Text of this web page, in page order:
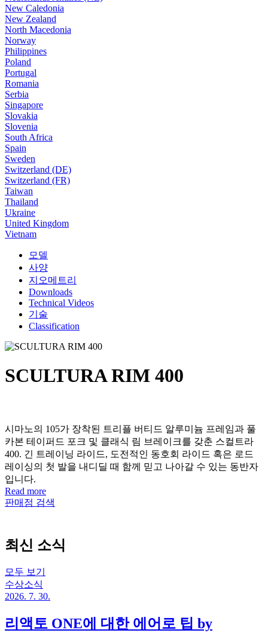
New Caledonia
New Zealand
North Macedonia
Norway
Philippines
Poland
Portugal
Romania
Serbia
Singapore
Slovakia
Slovenia
South Africa
Spain
Sweden
Switzerland (DE)
Switzerland (FR)
Taiwan
Thailand
Ukraine
United Kingdom
Vietnam
모델
사양
지오메트리
Downloads
Technical Videos
기술
Classification
SCULTURA RIM 400
시마노의 105가 장착된 트리플 버티드 알루미늄 프레임과 풀
카본 테이퍼드 포크 및 클래식 림 브레이크를 갖춘 스컬트라
400. 긴 트레이닝 라이드, 도전적인 동호회 라이드 혹은 로드
레이싱의 첫 발을 내디딜 때 함께 믿고 나아갈 수 있는 동반자
입니다.
Read more
판매점 검색
최신 소식
모두 보기
수상소식
2026. 7. 30.
리액토 ONE에 대한 에어로 팁 by